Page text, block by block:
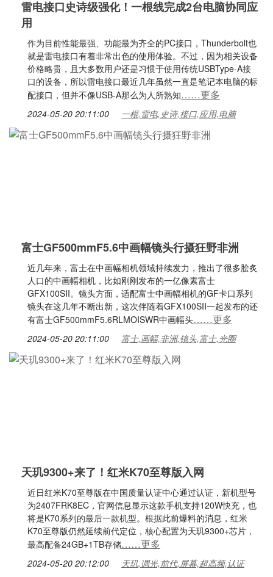
雷电接口史诗级强化！一根线完成2台电脑协同应
用
作为目前性能最强、功能最为齐全的PC接口，Thunderbolt也
就是雷电接口有着非常出色的使用体验。不过，因为相关设备
价格略贵，且大多数用户还是习惯于使用传统USBType-A接
口的设备，所以雷电接口最近几年虽然一直是笔记本电脑的标
配接口，但并不像USB-A那么为人所熟知……更多
2024-05-20 20:11:00 一根,雷电,史诗,接口,应用,电脑
富士GF500mmF5.6中画幅镜头行摄狂野非洲
近几年来，富士在中画幅相机领域持续发力，推出了很多脍炙
人口的中画幅相机，比如刚刚发布的一亿像素富士
GFX100SII。镜头方面，适配富士中画幅相机的GF卡口系列
镜头在这几年不断出新，这次伴随着GFX100SII一起发布的还
有富士GF500mmF5.6RLMOISWR中画幅头……更多
2024-05-20 20:11:00 富士,画幅,非洲,镜头,富士,光圈
天玑9300+来了！红米K70至尊版入网
近日红米K70至尊版在中国质量认证中心通过认证，新机型号
为2407FRK8EC，官网信息显示这款手机支持120W快充，也
将是K70系列的最后一款机型。根据此前爆料的消息，红米
K70至尊版仍然延续前代定位，核心配置为天玑9300+芯片，
最高配备24GB+1TB存储……更多
2024-05-20 20:12:00 天玑,调光,前代,屏幕,超高频,认证